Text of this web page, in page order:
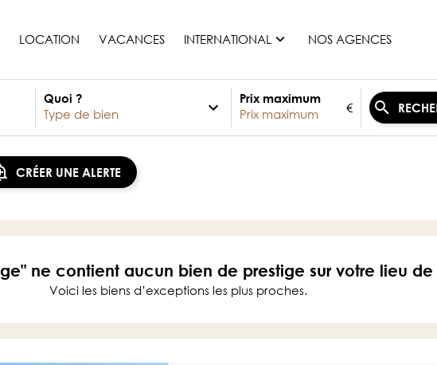
LOCATION VACANCES INTERNATIONAL
France
Maurice
Tous les pays
NOS AGENCES
Quoi ? Prix maximum
€
CRÉER UNE ALERTE
ne contient aucun bien de prestige sur votre lieu
Voici les biens d’exceptions les plus proches.